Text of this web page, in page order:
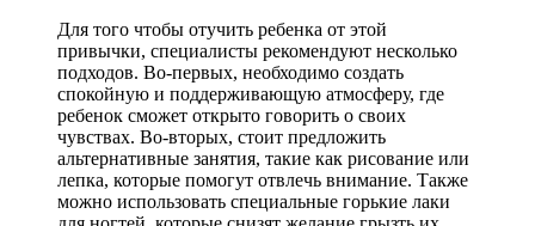
Для того чтобы отучить ребенка от этой
привычки, специалисты рекомендуют несколько
подходов. Во-первых, необходимо создать
спокойную и поддерживающую атмосферу, где
ребенок сможет открыто говорить о своих
чувствах. Во-вторых, стоит предложить
альтернативные занятия, такие как рисование или
лепка, которые помогут отвлечь внимание. Также
можно использовать специальные горькие лаки